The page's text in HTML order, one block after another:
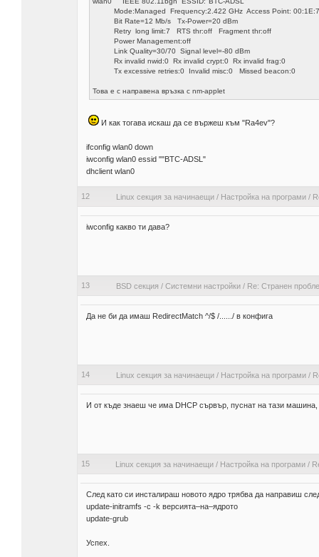
Mode:Managed Frequency:2.422 GHz Access Point:
Bit Rate=12 Mb/s Tx-Power=20 dBm
Retry long limit:7 RTS thr:off Fragment thr:off
Power Management:off
Link Quality=30/70 Signal level=-80 dBm
Rx invalid nwid:0 Rx invalid crypt:0 Rx invalid frag:0
Tx excessive retries:0 Invalid misc:0 Missed beacon:0
Това е с направена връзка с nm-applet
И как тогава искаш да се вържеш към "Ra4ev"?
ifconfig wlan0 down
iwconfig wlan0 essid ""BTC-ADSL"
dhclient wlan0
12 Linux секция за начинаещи/ Настройка на програми/
iwconfig какво ти дава?
13 BSD секция / Системни настройки/ Re: Странен
Да не би да имаш RedirectMatch ^/$ /....../ в конфига
14 Linux секция за начинаещи/ Настройка на програми/
И от къде знаеш че има DHCP сървър, пуснат на тази
15 Linux секция за начинаещи/ Настройка на програми/
След като си инсталираш новото ядро трябва да направиш
update-initramfs -c -k версията–на–ядрото
update-grub
Успех.